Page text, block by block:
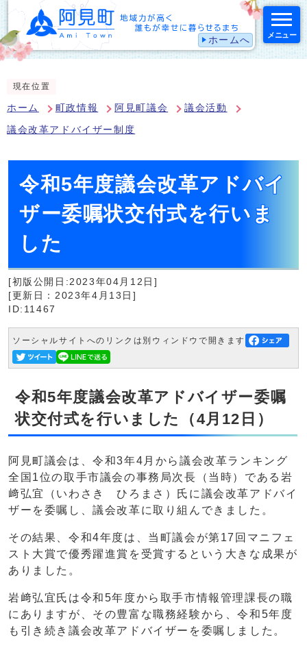
ホームへ メニュー
現在位置
ホーム 町政情報 阿見町議会 議会活動
議会改革アドバイザー制度
令和5年度議会改革アドバイ
ザー委嘱状交付式を行いま
した
[初版公開日:2023年04月12日]
[更新日：2023年4月13日]
ID:11467
ソーシャルサイトへのリンクは別ウィンドウで開きます
令和5年度議会改革アドバイザー委嘱
状交付式を行いました（4月12日）
阿見町議会は、令和3年4月から議会改革ランキング
全国1位の取手市議会の事務局次長（当時）である岩
﨑弘宜（いわさき ひろまさ）氏に議会改革アドバイ
ザーを委嘱し、議会改革に取り組んできました。
その結果、令和4年度は、当町議会が第17回マニフェ
スト大賞で優秀躍進賞を受賞するという大きな成果が
ありました。
岩﨑弘宜氏は令和5年度から取手市情報管理課長の職
にありますが、その豊富な職務経験から、令和5年度
も引き続き議会改革アドバイザーを委嘱しました。